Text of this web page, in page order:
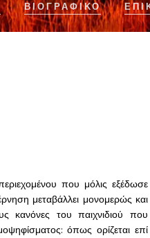
ΒΙΟΓΡΑΦΙΚΌ
που μόλις εξέδωσε
μεταβάλλει μονομερώς και
κανόνες του παιχνιδιού που
όπως ορίζεται επί